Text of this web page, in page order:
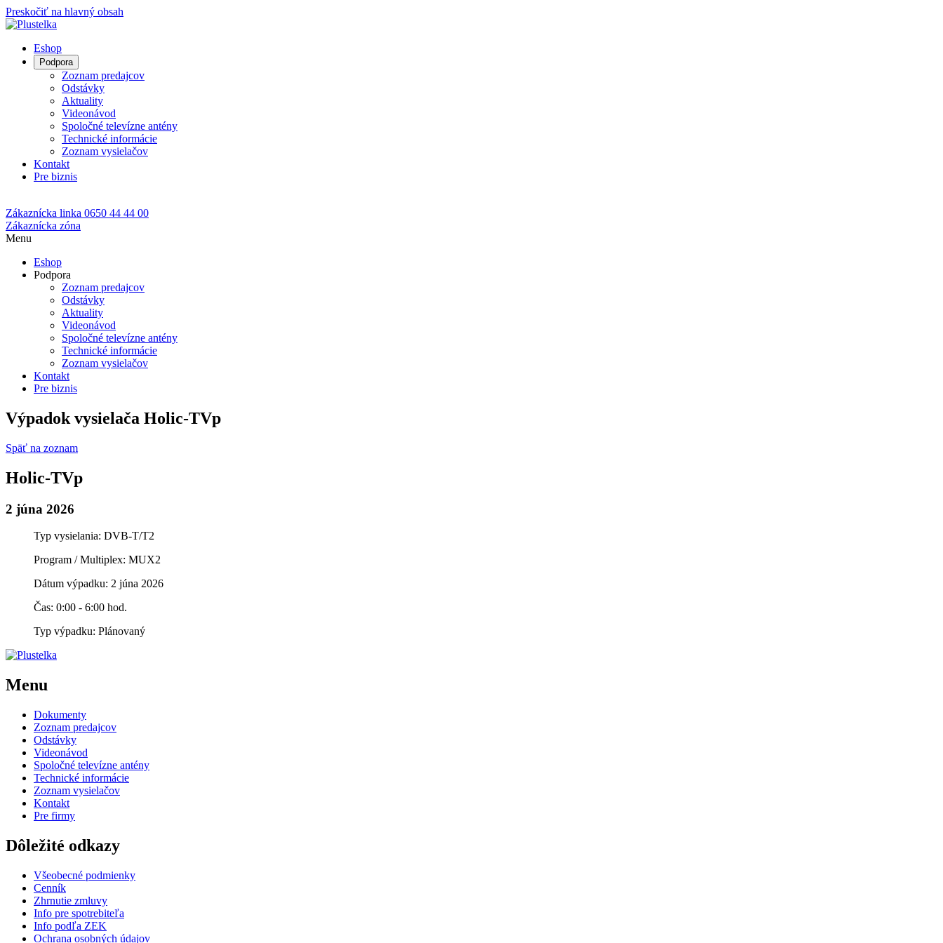
Preskočiť na hlavný obsah
Eshop
Podpora
Zoznam predajcov
Odstávky
Aktuality
Videonávod
Spoločné televízne antény
Technické informácie
Zoznam vysielačov
Kontakt
Pre biznis
Zákaznícka linka 0650 44 44 00
Zákaznícka zóna
Menu
Eshop
Podpora
Zoznam predajcov
Odstávky
Aktuality
Videonávod
Spoločné televízne antény
Technické informácie
Zoznam vysielačov
Kontakt
Pre biznis
Výpadok vysielača Holic-TVp
Späť na zoznam
Holic-TVp
2 júna 2026
Typ vysielania: DVB-T/T2
Program / Multiplex: MUX2
Dátum výpadku: 2 júna 2026
Čas: 0:00 - 6:00 hod.
Typ výpadku: Plánovaný
Menu
Dokumenty
Zoznam predajcov
Odstávky
Videonávod
Spoločné televízne antény
Technické informácie
Zoznam vysielačov
Kontakt
Pre firmy
Dôležité odkazy
Všeobecné podmienky
Cenník
Zhrnutie zmluvy
Info pre spotrebiteľa
Info podľa ZEK
Ochrana osobných údajov